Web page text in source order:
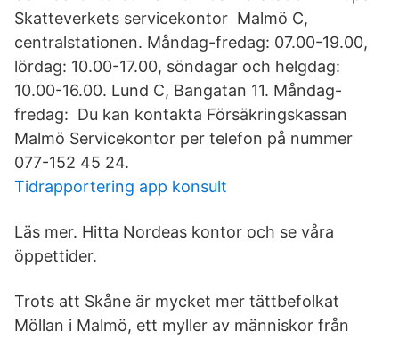
Skatteverkets servicekontor Malmö C,
centralstationen. Måndag-fredag: 07.00-19.00,
lördag: 10.00-17.00, söndagar och helgdag:
10.00-16.00. Lund C, Bangatan 11. Måndag-
fredag: Du kan kontakta Försäkringskassan
Malmö Servicekontor per telefon på nummer
077-152 45 24.
Tidrapportering app konsult
Läs mer. Hitta Nordeas kontor och se våra
öppettider.
Trots att Skåne är mycket mer tättbefolkat
Möllan i Malmö, ett myller av människor från